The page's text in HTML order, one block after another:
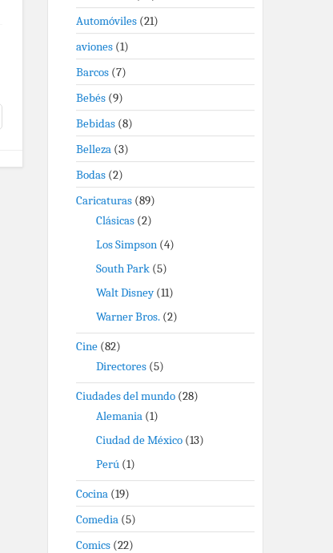
Automóviles (21)
aviones (1)
Barcos (7)
Bebés (9)
Bebidas (8)
Belleza (3)
Bodas (2)
Caricaturas (89)
Clásicas (2)
Los Simpson (4)
South Park (5)
Walt Disney(11)
Warner Bros. (2)
Cine (82)
Directores (5)
Ciudades del mundo (28)
Alemania (1)
Ciudad de México (13)
Perú (1)
Cocina (19)
Comedia (5)
Comics (22)